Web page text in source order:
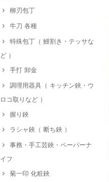
柳刃包丁
牛刀 各種
特殊包丁（ 鰻割き・テッサな
ど ）
手打 卸金
調理用器具（ キッチン鋏・ウ
ロコ取りなど ）
握り鋏
ラシャ鋏（ 断ち鋏 ）
事務・手工芸鋏・ペーパーナ
イフ
菊一印 化粧鋏